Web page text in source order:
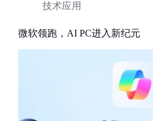
技术应用
微软领跑，AI PC进入新纪元